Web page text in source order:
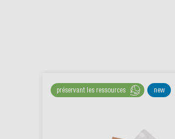
préservant les ressources new